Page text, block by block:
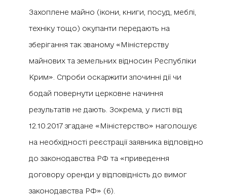
Захоплене майно (ікони, книги, посуд, меблі,
техніку тощо) окупанти передають на
зберігання так званому «Міністерству
майнових та земельних відносин Республіки
Крим». Спроби оскаржити злочинні дії чи
бодай повернути церковне начиння
результатів не дають. Зокрема, у листі від
12.10.2017 згадане «Міністерство» наголошує
на необхідності реєстрації заявника відповідно
до законодавства РФ та «приведення
договору оренди у відповідність до вимог
законодавства РФ» (6).